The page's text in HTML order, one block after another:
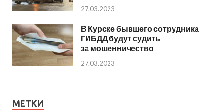
27.03.2023
В Курске бывшего сотрудника
ГИБДД будут судить
за мошенничество
27.03.2023
МЕТКИ